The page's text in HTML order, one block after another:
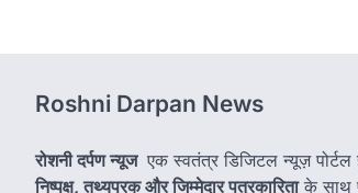
Roshni Darpan News
रोशनी दर्पण न्यूज एक स्वतंत्र डिजिटल न्यूज़
निष्पक्ष, तथ्यपरक और जिम्मेदार पत्रकारिताके साथ